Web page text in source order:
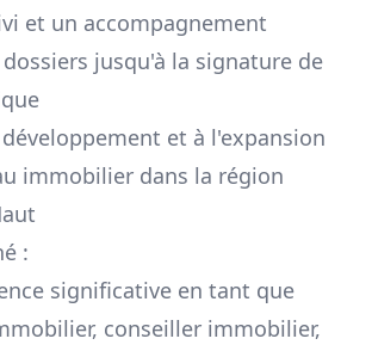
et un accompagnement
jusqu'à la signature de
et à l'expansion
immobilier dans la région
:
significative en tant que
conseiller immobilier,